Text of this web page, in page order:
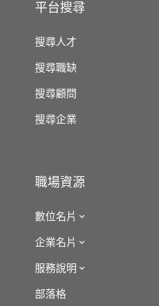
平台搜尋
搜尋人才
搜尋職缺
搜尋顧問
搜尋企業
職場資源
數位名片
企業名片
服務說明
部落格